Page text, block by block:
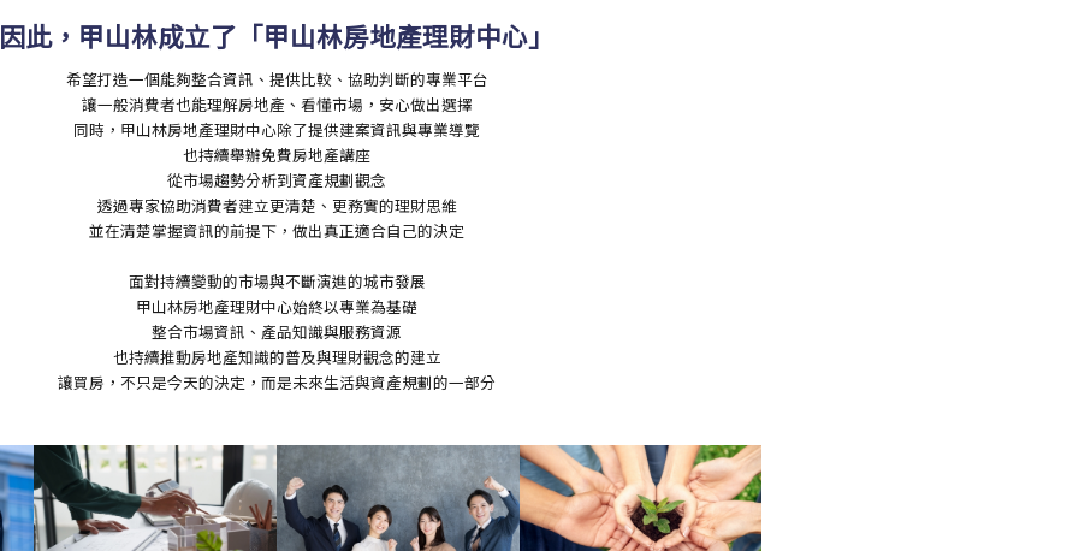
因此，甲山林成立了 「甲山林房地產理財中心」
希望打造一個能夠整合資訊、提供比較、協助判斷的專業平台
讓一般消費者也能理解房地產、看懂市場， 安心做出選擇
同時，甲山林房地產理財中心除了提供建案資訊與專業導覽
也持續舉辦免費房地產講座
從市場趨勢分析到資產規劃觀念
透過專家協助消費者建立更清楚、更務實的理財思維
並在清楚掌握資訊的前提下，做出真正適合自己的決定
面對持續變動的市場與不斷演進的城市發展
甲山林房地產理財中心始終以專業為基礎
整合市場資訊、產品知識與服務資源
也持續推動房地產知識的普及與理財觀念的建立
讓買房，不只是今天的決定，而是未來生活與資產規劃的一部分